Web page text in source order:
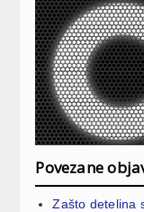
Povezane
Zašto detelina